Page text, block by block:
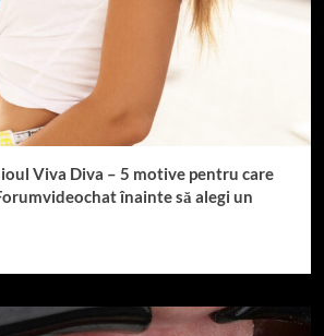
Viva Diva – 5 motive pentru care
înainte să alegi un